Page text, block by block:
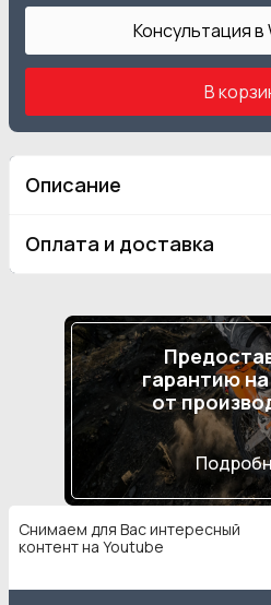
Консультация в
В
Описание
Оплата и доставка
гарантию
от
Снимаем для Вас интересный
контент на Youtube